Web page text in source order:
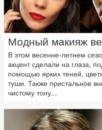
Модный макияж
В этом весенне-летнем
акцент сделали на глаза,
помощью ярких теней,
туши. Также пристальное
чистому тону...